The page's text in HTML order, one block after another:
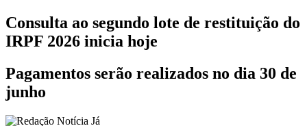
Consulta ao segundo lote de restituição do
IRPF 2026 inicia hoje
Pagamentos serão realizados no dia 30 de
junho